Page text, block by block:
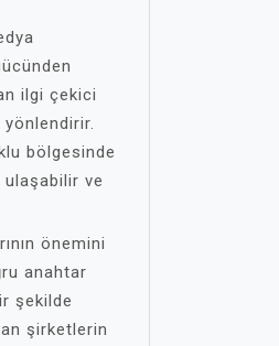
ilgi çekici
bölgesinde
ve
önemini
anahtar
şekilde
şirketlerin